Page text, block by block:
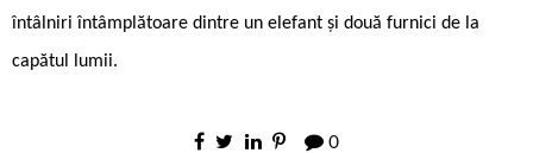
întâlniri întâmplătoare dintre un elefant și două furnici de la
capătul lumii.
0